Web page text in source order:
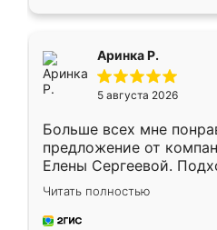
Аринка Р.
5 августа 2026
Больше всех мне
предложение от
Елены Сергеевой.
короткие сроки
для замера сотрудник
предложил по моему
Читать полностью